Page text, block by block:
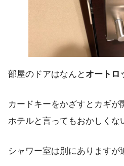
部屋のドアはなんと オートロ
カードキーをかざすとカギ
ホテルと言ってもおかしくな
シャワー室は別にありますが